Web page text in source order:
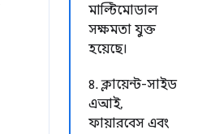
মাল্টিমোডাল
সক্ষমতা যুক্ত
হয়েছে।
৪. ক্লায়েন্ট-সাইড
এআই,
ফায়ারবেস এবং